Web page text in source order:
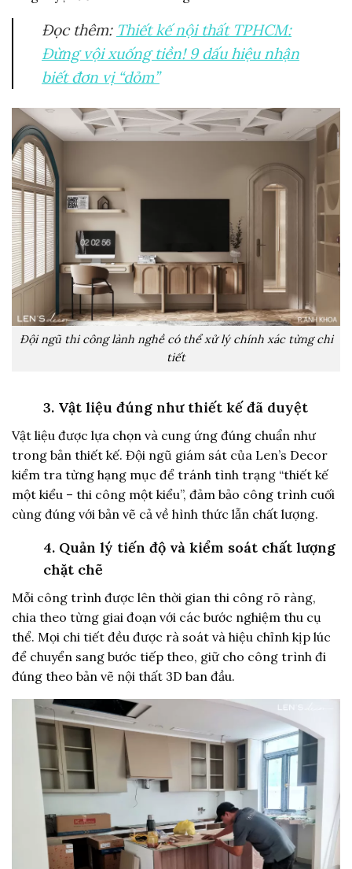
Đọc thêm: Thiết kế nội thất TPHCM:
Đừng vội xuống tiền! 9 dấu hiệu nhận
biết đơn vị “dỏm”
Đội ngũ thi công lành nghề có thể xử lý chính xác từng chi
tiết
3. Vật liệu đúng như thiết kế đã duyệt
Vật liệu được lựa chọn và cung ứng đúng chuẩn như
trong bản thiết kế. Đội ngũ giám sát của Len’s Decor
kiểm tra từng hạng mục để tránh tình trạng “thiết kế
một kiểu – thi công một kiểu”, đảm bảo công trình cuối
cùng đúng với bản vẽ cả về hình thức lẫn chất lượng.
4. Quản lý tiến độ và kiểm soát chất lượng
chặt chẽ
Mỗi công trình được lên thời gian thi công rõ ràng,
chia theo từng giai đoạn với các bước nghiệm thu cụ
thể. Mọi chi tiết đều được rà soát và hiệu chỉnh kịp lúc
để chuyển sang bước tiếp theo, giữ cho công trình đi
đúng theo bản vẽ nội thất 3D ban đầu.